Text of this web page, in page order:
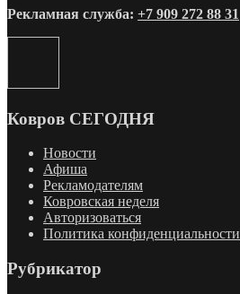
Рекламная служба: +7 909 272 88 31
Ковров СЕГОДНЯ
Новости
Афиша
Рекламодателям
Ковровская неделя
Авторизоваться
Политика конфиденциальности
Рубрикатор